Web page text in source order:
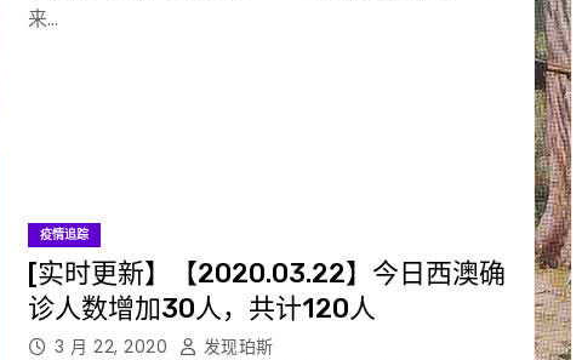
来…
疫情追踪
[实时更新】【2020.03.22】今日西澳确
诊人数增加30人，共计120人
3 月 22, 2020 发现珀斯